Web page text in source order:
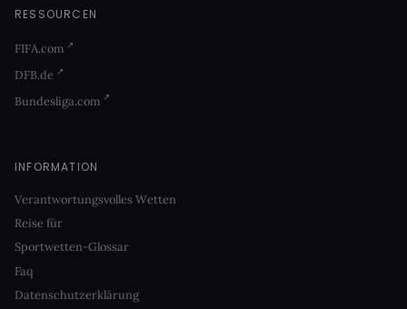
RESSOURCEN
FIFA.com
DFB.de
Bundesliga.com
INFORMATION
Verantwortungsvolles Wetten
Reise für
Sportwetten-Glossar
Faq
Datenschutzerklärung